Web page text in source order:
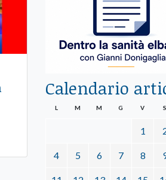
Calendario
L M M G V S
1
4 5 6 7 8